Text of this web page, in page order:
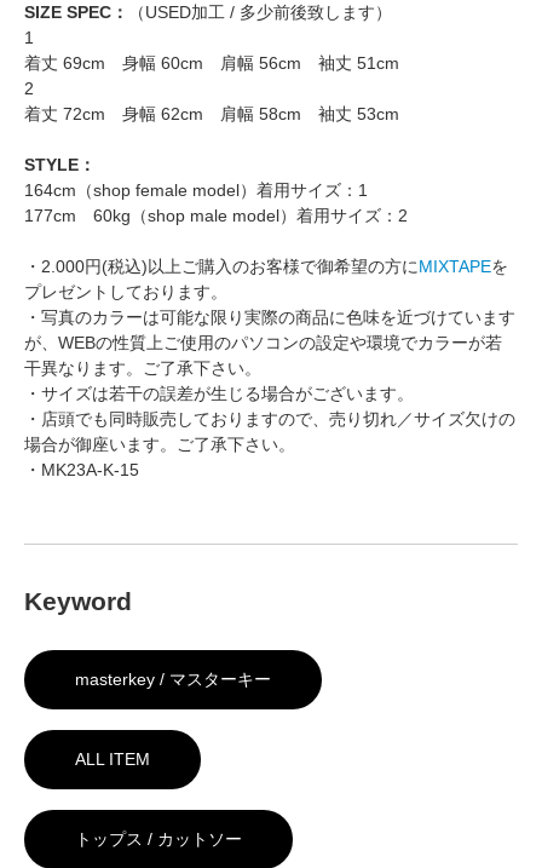
SIZE SPEC：
（USED加工 / 多少前後致します）
1
着丈 69cm 身幅 60cm 肩幅 56cm 袖丈 51cm
2
着丈 72cm 身幅 62cm 肩幅 58cm 袖丈 53cm
STYLE：
164cm（shop female model）着用サイズ：1
177cm 60kg（shop male model）着用サイズ：2
・2.000円(税込)以上ご購入のお客様で御希望の方にMIXTAPEを
プレゼントしております。
・写真のカラーは可能な限り実際の商品に色味を近づけています
が、WEBの性質上ご使用のパソコンの設定や環境でカラーが若
干異なります。ご了承下さい。
・サイズは若干の誤差が生じる場合がございます。
・店頭でも同時販売しておりますので、売り切れ／サイズ欠けの
場合が御座います。ご了承下さい。
・MK23A-K-15
Keyword
masterkey / マスターキー
ALL ITEM
トップス / カットソー